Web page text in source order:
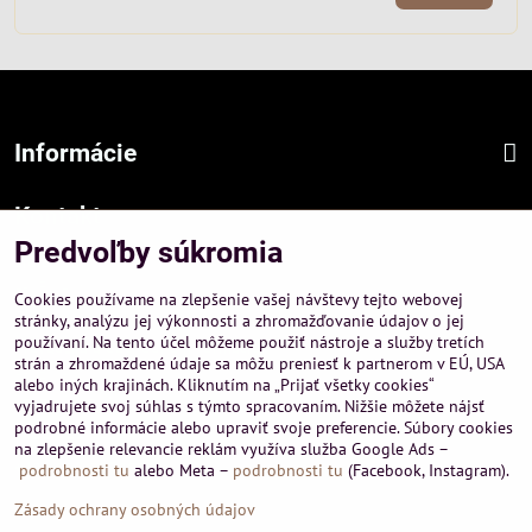
Informácie
Kontakt
Sídlo firmy :
Hurbanová 3807/21, 03601 Martin
Prevádzka a obchodné informácie :
A-PEMA, s.r.o.
Severná 14, 03601 Martin
+421 911 532545
+421 903 807209
Predvoľby súkromia
Cookies používame na zlepšenie vašej návštevy tejto webovej
stránky, analýzu jej výkonnosti a zhromažďovanie údajov o jej
používaní. Na tento účel môžeme použiť nástroje a služby tretích
strán a zhromaždené údaje sa môžu preniesť k partnerom v EÚ, USA
alebo iných krajinách. Kliknutím na „Prijať všetky cookies“
vyjadrujete svoj súhlas s týmto spracovaním. Nižšie môžete nájsť
podrobné informácie alebo upraviť svoje preferencie. Súbory cookies
na zlepšenie relevancie reklám využíva služba Google Ads –
podrobnosti tu alebo Meta – podrobnosti tu (Facebook, Instagram).
Zásady ochrany osobných údajov